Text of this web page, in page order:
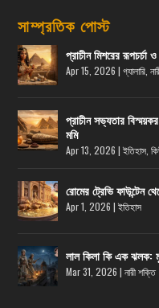
সাম্প্রতিক পোস্ট
প্রাচীন মিশরের রূপচর্চা
Apr 15, 2026 |গ্যালারি ,
প্রাচীন সভ্যতার
মমি
Apr 13, 2026 |ইতিহাস ,
রোমের ট্রেভি ফাউন্টেন
Apr 1, 2026 |ইতিহাস
লাল কিলা কি এক ঝলক:
Mar 31, 2026 |নারী শক্তি